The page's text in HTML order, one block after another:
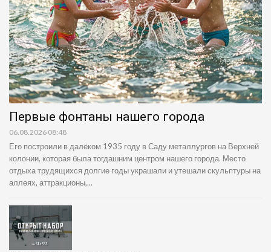
Первые фонтаны нашего города
06.08.2026 08:48
Его построили в далёком 1935 году в Саду металлургов на Верхней
колонии, которая была тогдашним центром нашего города. Место
отдыха трудящихся долгие годы украшали и утешали скульптуры на
аллеях, аттракционы,...